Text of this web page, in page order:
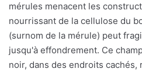
mérules menacent les
nourrissant de la cellulose du
(surnom de la mérule) peut
jusqu'à effondrement. Ce
noir, dans des endroits